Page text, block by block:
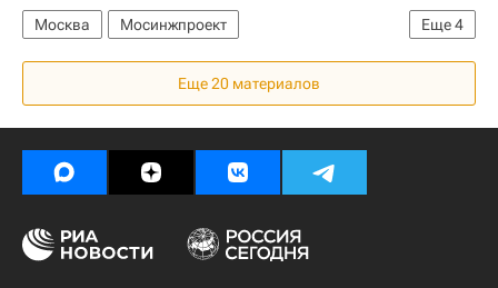
Еще4
Москва
Мосинжпроект
Департамент г. Москвы по конкурентной политике
Новости - Недвижимость
Коммерческая недвижимость
ТПУ
Еще 20 материалов